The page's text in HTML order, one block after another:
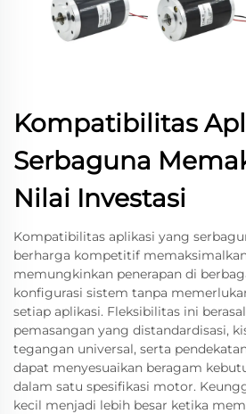
Kompatibilitas
Serbaguna
Nilai Investasi
Kompatibilitas aplikasi yang
berharga kompetitif
memungkinkan penerapan di
konfigurasi sistem tanpa
setiap aplikasi. Fleksibilitas ini
pemasangan yang distandardisasi,
tegangan universal, serta
dapat menyesuaikan beragam
dalam satu spesifikasi motor.
kecil menjadi lebih besar ketika